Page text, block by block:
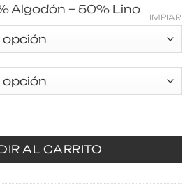
Algodón – 50% Lino
LIMPIAR
V manga corta cantidad
AL CARRITO